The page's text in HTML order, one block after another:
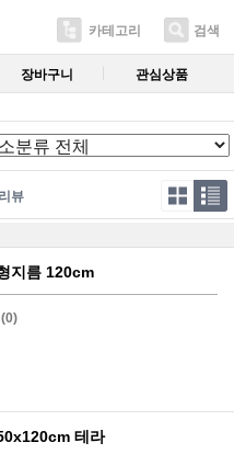
카테고리 검색
장바구니 관심상품
뷰
지름 120cm
(0)
테라